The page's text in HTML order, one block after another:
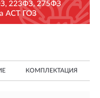
223ФЗ, 275ФЗ
АСТ ГОЗ
КОМПЛЕКТАЦИЯ